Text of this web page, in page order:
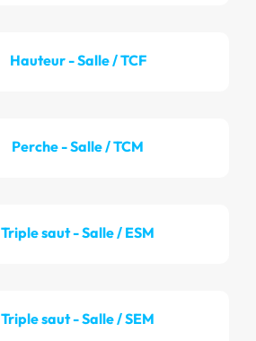
Hauteur - Salle / TCF
Perche - Salle / TCM
Triple saut - Salle / ESM
Triple saut - Salle / SEM